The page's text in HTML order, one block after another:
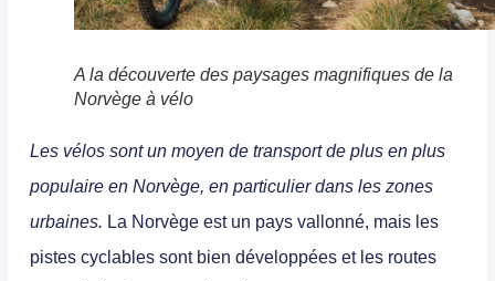
A la découverte des paysages magnifiques de la
Norvège à vélo
Les vélos sont un moyen de transport de plus en plus
populaire en Norvège, en particulier dans les zones
urbaines. La Norvège est un pays vallonné, mais les
pistes cyclables sont bien développées et les routes